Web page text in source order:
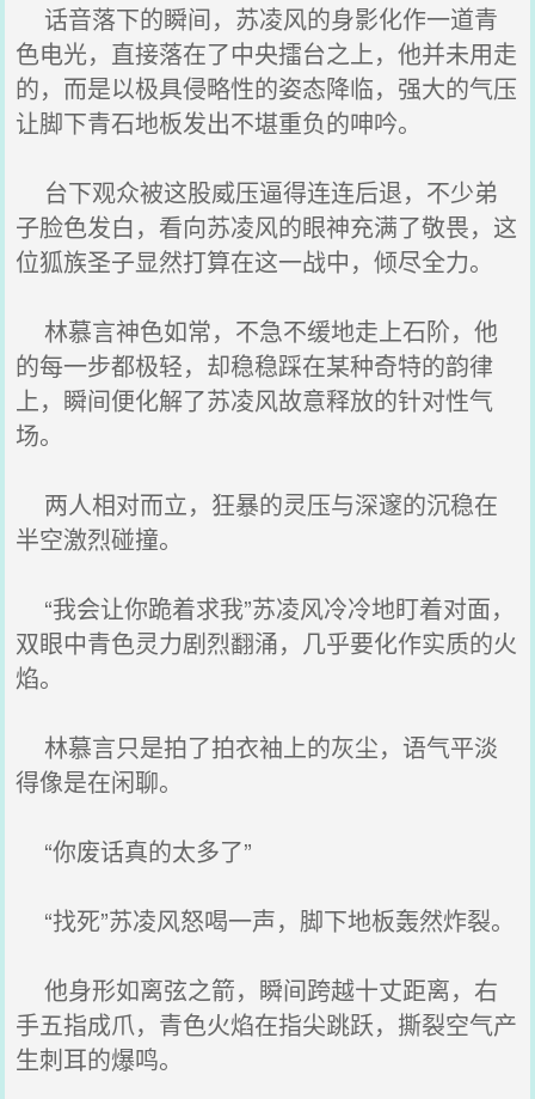
话音落下的瞬间，苏凌风的身影化作一道青
色电光，直接落在了中央擂台之上，他并未用走
的，而是以极具侵略性的姿态降临，强大的气压
让脚下青石地板发出不堪重负的呻吟。
台下观众被这股威压逼得连连后退，不少弟
子脸色发白，看向苏凌风的眼神充满了敬畏，这
位狐族圣子显然打算在这一战中，倾尽全力。
林慕言神色如常，不急不缓地走上石阶，他
的每一步都极轻，却稳稳踩在某种奇特的韵律
上，瞬间便化解了苏凌风故意释放的针对性气
场。
两人相对而立，狂暴的灵压与深邃的沉稳在
半空激烈碰撞。
“我会让你跪着求我”苏凌风冷冷地盯着对面，
双眼中青色灵力剧烈翻涌，几乎要化作实质的火
焰。
林慕言只是拍了拍衣袖上的灰尘，语气平淡
得像是在闲聊。
“你废话真的太多了”
“找死”苏凌风怒喝一声，脚下地板轰然炸裂。
他身形如离弦之箭，瞬间跨越十丈距离，右
手五指成爪，青色火焰在指尖跳跃，撕裂空气产
生刺耳的爆鸣。